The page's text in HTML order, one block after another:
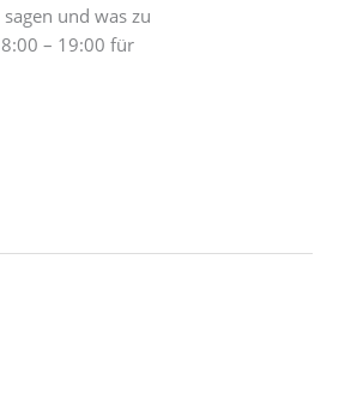
und was zu
– 19:00 für